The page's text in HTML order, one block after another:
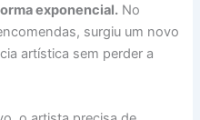
exponencial. No
surgiu um novo
artística sem perder a